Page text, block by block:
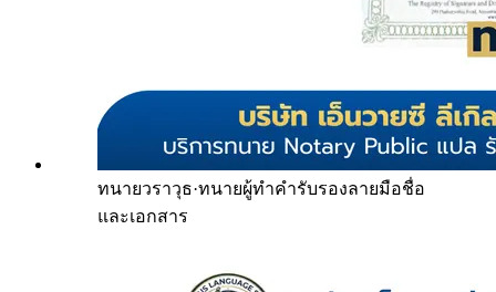
ทนายวราวุธ·ทนายผู้ทำคำรับรองลายมือชื่อ
และเอกสาร